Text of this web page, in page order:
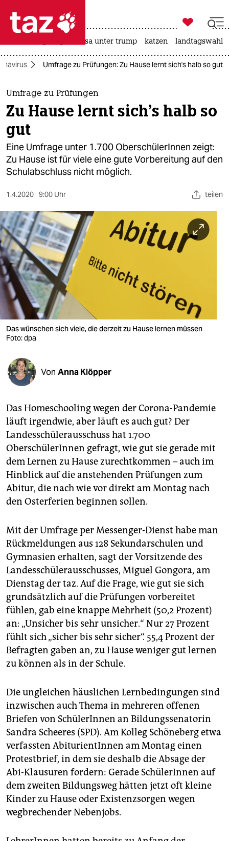
 taz zahl ich
taz zahl ich
themen
politik
öko
gesellschaft
sport
berlin
nord
wahrheit
verlag
verlag
veranstaltungen
shop
fragen & hilfe
unterstützen
abo
genossenschaft
epaper login

taz zahl ich
usa unter trump katzen landtagswahl
Umfrage zu Prüfungen: Zu Hause lernt sich's halb so gut
Umfrage zu Prüfungen
Zu Hause lernt sich's halb so
gut
Eine Umfrage unter 1.700 OberschülerInnen zeigt:
Zu Hause ist für viele eine gute Vorbereitung auf den
Schulabschluss nicht möglich.
1.4.2020 9:00 Uhr teilen
Das wünschen sich viele, die derzeit zu Hause lernen müssen
Foto: dpa
Von Anna Klöpper
Das Homeschooling wegen der Corona-Pandemie
läuft irgendwie, aber läuft es auch gut? Der
Landesschülerausschuss hat 1.700
OberschülerInnen gefragt, wie gut sie gerade mit
dem Lernen zu Hause zurechtkommen – auch im
Hinblick auf die anstehenden Prüfungen zum
Abitur, die nach wie vor direkt am Montag nach
den Osterferien beginnen sollen.
Mit der Umfrage per Messenger-Dienst habe man
Rückmeldungen aus 128 Sekundarschulen und
Gymnasien erhalten, sagt der Vorsitzende des
Landesschülerausschusses, Miguel Gongora, am
Dienstag der taz. Auf die Frage, wie gut sie sich
grundsätzlich auf die Prüfungen vorbereitet
fühlen, gab eine knappe Mehrheit (50,2 Prozent)
an: „Unsicher bis sehr unsicher.“ Nur 27 Prozent
fühlt sich „sicher bis sehr sicher“. 55,4 Prozent der
Befragten gaben an, zu Hause weniger gut lernen
zu können als in der Schule.
Die ungleichen häuslichen Lernbedingungen sind
inzwischen auch Thema in mehreren offenen
Briefen von SchülerInnen an Bildungssenatorin
Sandra Scheeres (SPD). Am Kolleg Schöneberg etwa
verfassten AbiturientInnen am Montag einen
Protestbrief, in dem sie deshalb die Absage der
Abi-Klausuren fordern: Gerade SchülerInnen auf
dem zweiten Bildungsweg hätten jetzt oft kleine
Kinder zu Hause oder Existenzsorgen wegen
wegbrechender Nebenjobs.